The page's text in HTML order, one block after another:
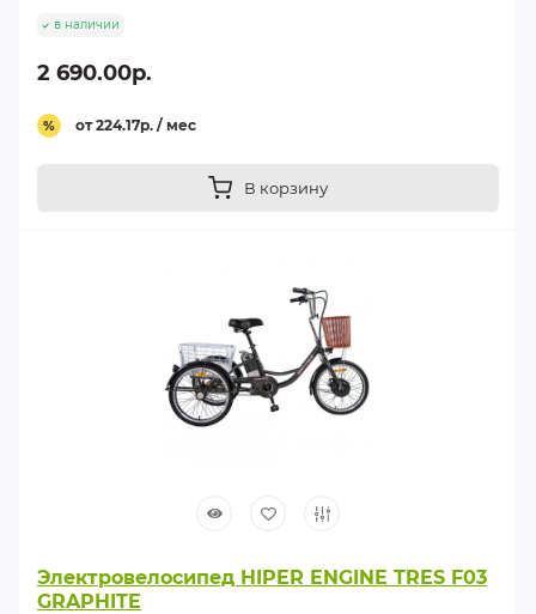
в наличии
2 690.00р.
% от 224.17р. / мес
В корзину
Электровелосипед HIPER ENGINE TRES F03
GRAPHITE